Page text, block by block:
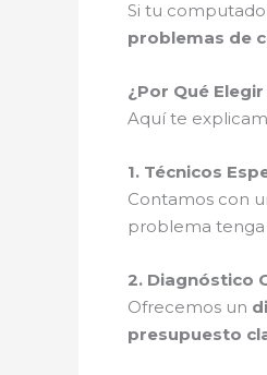
Si tu
problemas de
¿Por Qué
Aquí te
1. Técnicos
Contamos con
problema tenga
2. Diagnóstico
Ofrecemos un
presupuesto